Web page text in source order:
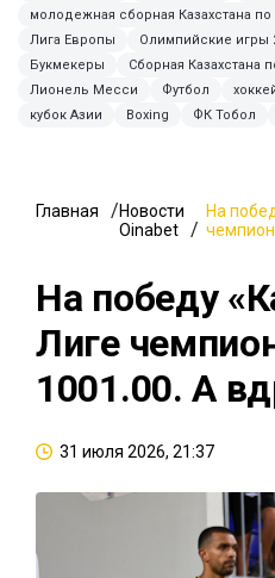
молодежная сборная Казахстана по
Лига Европы
Олимпийские игры
Букмекеры
Сборная Казахстана
Лионель Месси
Футбол
кубок Азии
Boxing ФК Тобол
Главная
Новости
Oinabet
На
На победу
Лиге
1001.00. А
31 июля 2026, 21:37